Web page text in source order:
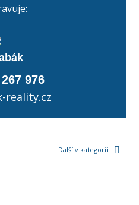
976
reality.cz
Další v kategorii